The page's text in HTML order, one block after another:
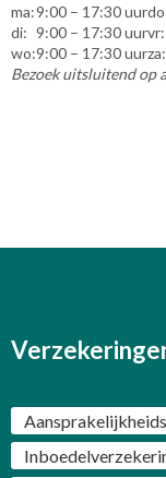
ma:
di:
wo:
9:00 – 17:30 uur
9:00 – 17:30 uur
9:00 – 17:30 uur
vr:
za:
Bezoek uitsluitend op